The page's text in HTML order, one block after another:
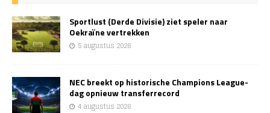
Sportlust (Derde Divisie) ziet speler naar
Oekraïne vertrekken
5 augustus 2026
NEC breekt op historische Champions League-
dag opnieuw transferrecord
4 augustus 2026